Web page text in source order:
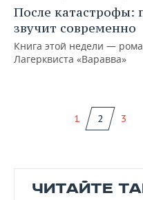
После катастрофы:
звучит современно
Книга этой недели —
Лагерквиста «Варавва»
1 2 3
ЧИТАЙТЕ